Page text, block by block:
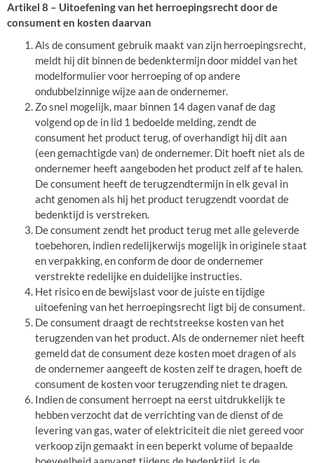
Artikel 8 – Uitoefening van het herroepingsrecht door de
consument en kosten daarvan
Als de consument gebruik maakt van zijn herroepingsrecht,
meldt hij dit binnen de bedenktermijn door middel van het
modelformulier voor herroeping of op andere
ondubbelzinnige wijze aan de ondernemer.
Zo snel mogelijk, maar binnen 14 dagen vanaf de dag
volgend op de in lid 1 bedoelde melding, zendt de
consument het product terug, of overhandigt hij dit aan
(een gemachtigde van) de ondernemer. Dit hoeft niet als de
ondernemer heeft aangeboden het product zelf af te halen.
De consument heeft de terugzendtermijn in elk geval in
acht genomen als hij het product terugzendt voordat de
bedenktijd is verstreken.
De consument zendt het product terug met alle geleverde
toebehoren, indien redelijkerwijs mogelijk in originele staat
en verpakking, en conform de door de ondernemer
verstrekte redelijke en duidelijke instructies.
Het risico en de bewijslast voor de juiste en tijdige
uitoefening van het herroepingsrecht ligt bij de consument.
De consument draagt de rechtstreekse kosten van het
terugzenden van het product. Als de ondernemer niet heeft
gemeld dat de consument deze kosten moet dragen of als
de ondernemer aangeeft de kosten zelf te dragen, hoeft de
consument de kosten voor terugzending niet te dragen.
Indien de consument herroept na eerst uitdrukkelijk te
hebben verzocht dat de verrichting van de dienst of de
levering van gas, water of elektriciteit die niet gereed voor
verkoop zijn gemaakt in een beperkt volume of bepaalde